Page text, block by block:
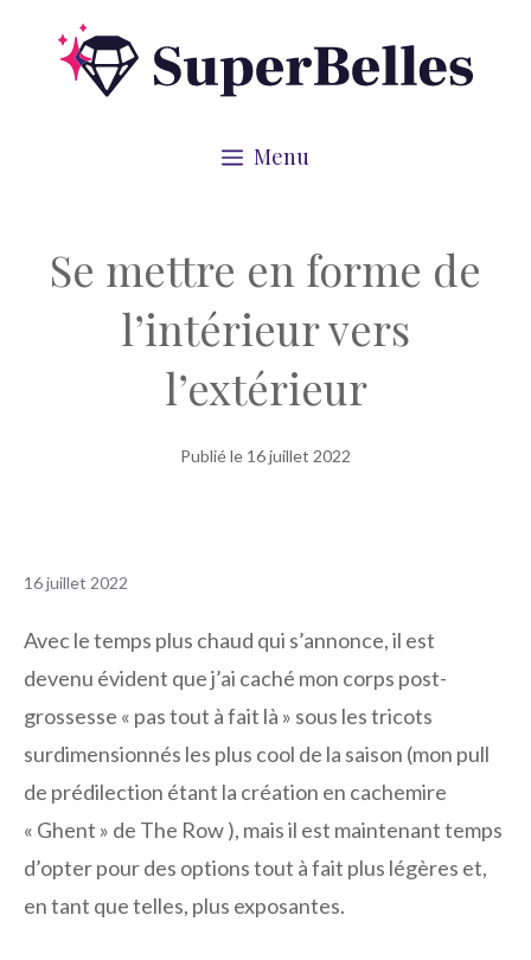
Menu
Se mettre en forme de
l’intérieur vers
l’extérieur
Publié le 16 juillet 2022
16 juillet 2022
Avec le temps plus chaud qui s’annonce, il est
devenu évident que j’ai caché mon corps post-
grossesse « pas tout à fait là » sous les tricots
surdimensionnés les plus cool de la saison (mon pull
de prédilection étant la création en cachemire
« Ghent » de The Row ), mais il est maintenant temps
d’opter pour des options tout à fait plus légères et,
en tant que telles, plus exposantes.